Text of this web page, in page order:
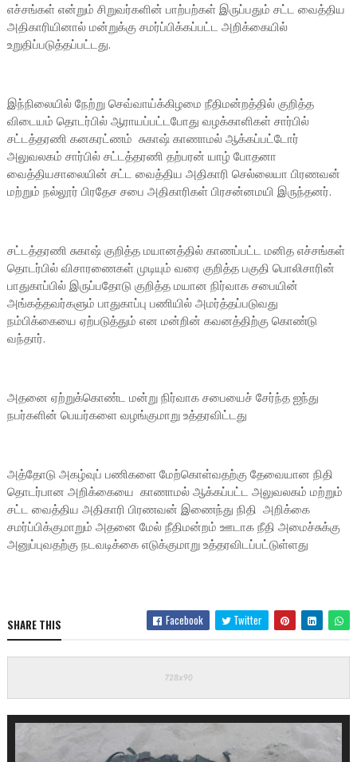
எச்சங்கள் என்றும் சிறுவர்களின் பாற்பற்கள் இருப்பதும் சட்ட வைத்திய
அதிகாரியினால் மன்றுக்கு சமர்ப்பிக்கப்பட்ட அறிக்கையில்
உறுதிப்படுத்தப்பட்டது.
இந்நிலையில் நேற்று செவ்வாய்க்கிழமை நீதிமன்றத்தில் குறித்த
விடையம் தொடர்பில் ஆராயப்பட்டபோது வழக்காளிகள் சார்பில்
சட்டத்தரணி கனகரட்ணம் சுகாஷ் காணாமல் ஆக்கப்பட்டோர்
அலுவலகம் சார்பில் சட்டத்தரணி தற்பரன் யாழ் போதனா
வைத்தியசாலையின் சட்ட வைத்திய அதிகாரி செல்லையா பிரணவன்
மற்றும் நல்லூர் பிரதேச சபை அதிகாரிகள் பிரசன்னமயி இருந்தனர்.
சட்டத்தரணி சுகாஷ் குறித்த மயானத்தில் காணப்பட்ட மனித எச்சங்கள்
தொடர்பில் விசாரணைகள் முடியும் வரை குறித்த பகுதி பொலிசாரின்
பாதுகாப்பில் இருப்பதோடு குறித்த மயான நிர்வாக சபையின்
அங்கத்தவர்களும் பாதுகாப்பு பணியில் அமர்த்தப்படுவது
நம்பிக்கையை ஏற்படுத்தும் என மன்றின் கவனத்திற்கு கொண்டு
வந்தார்.
அதனை ஏற்றுக்கொண்ட மன்று நிர்வாக சபையைச் சேர்ந்த ஐந்து
நபர்களின் பெயர்களை வழங்குமாறு உத்தரவிட்டது
அத்தோடு அகழ்வுப் பணிகளை மேற்கொள்வதற்கு தேவையான நிதி
தொடர்பான அறிக்கையை காணாமல் ஆக்கப்பட்ட அலுவலகம் மற்றும்
சட்ட வைத்திய அதிகாரி பிரணவன் இணைந்து நிதி அறிக்கை
சமர்ப்பிக்குமாறும் அதனை மேல் நீதிமன்றம் ஊடாக நீதி அமைச்சுக்கு
அனுப்புவதற்கு நடவடிக்கை எடுக்குமாறு உத்தரவிடப்பட்டுள்ளது
SHARE THIS Facebook Twitter